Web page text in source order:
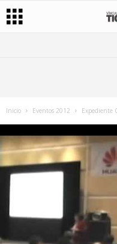
Inicio Eventos 2012 Expediente